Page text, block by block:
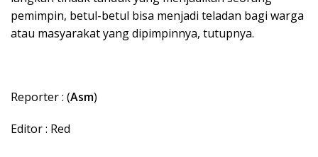
pemimpin, betul-betul bisa menjadi teladan bagi warga
atau masyarakat yang dipimpinnya, tutupnya.
Reporter : (Asm)
Editor : Red